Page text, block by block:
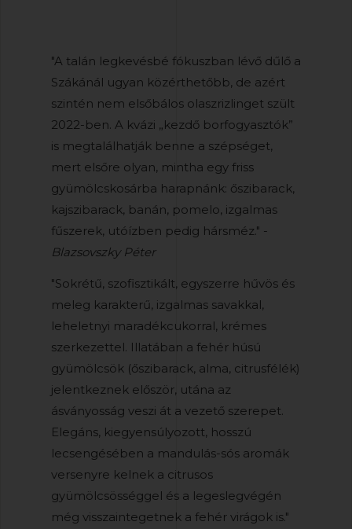
"A talán legkevésbé fókuszban lévő dűlő a
Szákánál ugyan közérthetőbb, de azért
szintén nem elsőbálos olaszrizlinget szült
2022-ben. A kvázi „kezdő borfogyasztók”
is megtalálhatják benne a szépséget,
mert elsőre olyan, mintha egy friss
gyümölcskosárba harapnánk: őszibarack,
kajszibarack, banán, pomelo, izgalmas
fűszerek, utóízben pedig hársméz." -
Blazsovszky Péter
"Sokrétű, szofisztikált, egyszerre hűvös és
meleg karakterű, izgalmas savakkal,
leheletnyi maradékcukorral, krémes
szerkezettel. Illatában a fehér húsú
gyümölcsök (őszibarack, alma, citrusfélék)
jelentkeznek először, utána az
ásványosság veszi át a vezető szerepet.
Elegáns, kiegyensúlyozott, hosszú
lecsengésében a mandulás-sós aromák
versenyre kelnek a citrusos
gyümölcsösséggel és a legeslegvégén
még visszaintegetnek a fehér virágok is."